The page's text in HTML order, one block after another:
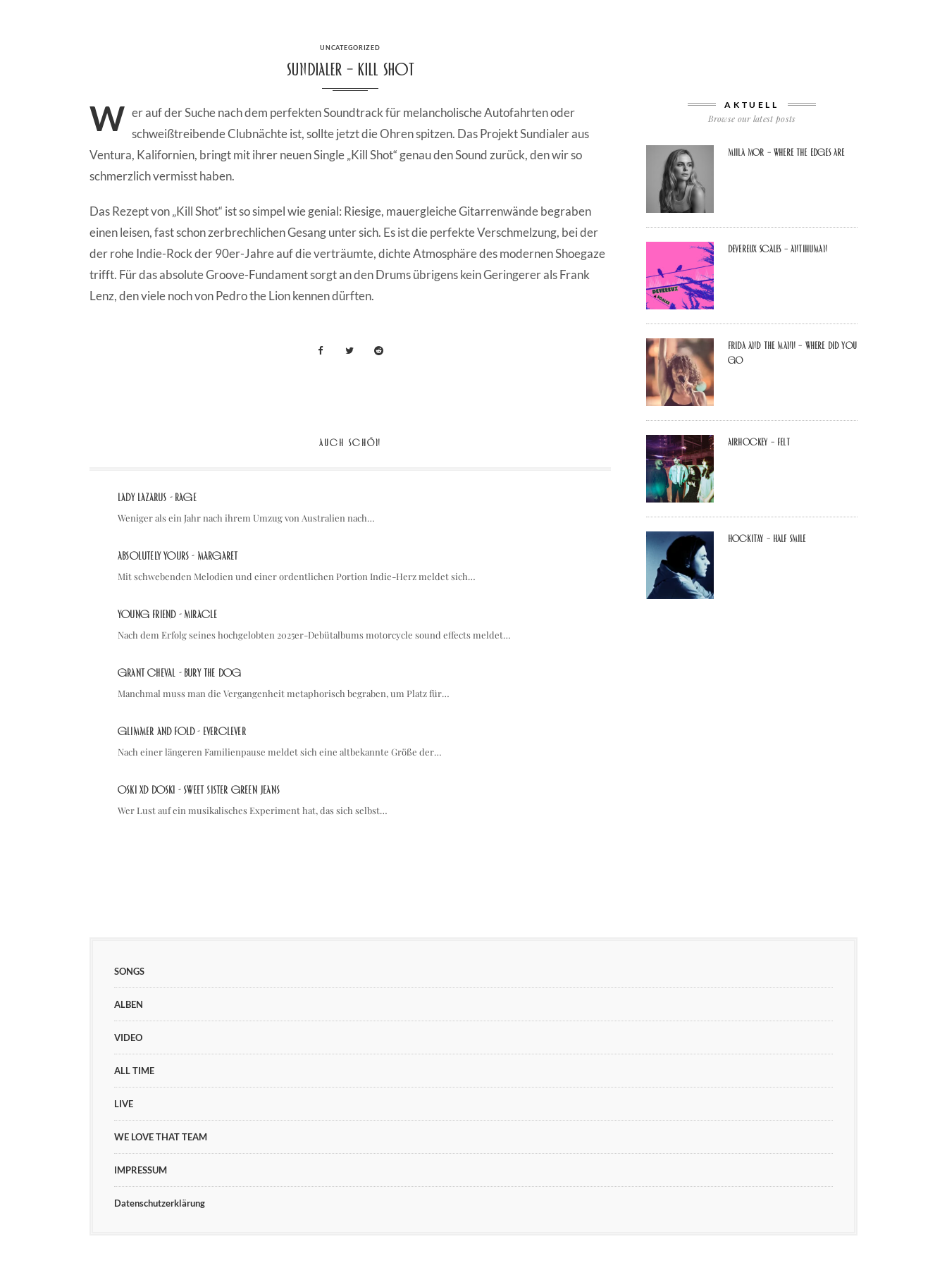
CATEGORIES
UNCATEGORIZED
Sundialer – Kill Shot
W er auf der Suche nach dem perfekten Soundtrack für melancholische Autofahrten oder
schweißtreibende Clubnächte ist, sollte jetzt die Ohren spitzen. Das Projekt Sundialer aus
Ventura, Kalifornien, bringt mit ihrer neuen Single „Kill Shot“ genau den Sound zurück, den wir so
schmerzlich vermisst haben.
Das Rezept von „Kill Shot“ ist so simpel wie genial: Riesige, mauergleiche Gitarrenwände begraben
einen leisen, fast schon zerbrechlichen Gesang unter sich. Es ist die perfekte Verschmelzung, bei der
der rohe Indie-Rock der 90er-Jahre auf die verträumte, dichte Atmosphäre des modernen Shoegaze
trifft. Für das absolute Groove-Fundament sorgt an den Drums übrigens kein Geringerer als Frank
Lenz, den viele noch von Pedro the Lion kennen dürften.
AUCH SCHÖN
Lady Lazarus - RAGE
Weniger als ein Jahr nach ihrem Umzug von Australien nach…
Absolutely Yours - Margaret
Mit schwebenden Melodien und einer ordentlichen Portion Indie-Herz meldet sich…
young friend - Miracle
Nach dem Erfolg seines hochgelobten 2025er-Debütalbums motorcycle sound effects meldet…
Grant Cheval - Bury the Dog
Manchmal muss man die Vergangenheit metaphorisch begraben, um Platz für…
Glimmer and Fold - Everclever
Nach einer längeren Familienpause meldet sich eine altbekannte Größe der…
Oski XD Doski - Sweet Sister Green Jeans
Wer Lust auf ein musikalisches Experiment hat, das sich selbst…
AKTUELL
Browse our latest posts
Miila Mor – Where The Edges Are
Devereux Scales – Antihuman
Frida and The Mann – Where Did You
Go
airhockey – felt
Hockitay – half smile
SONGS
ALBEN
VIDEO
ALL TIME
LIVE
WE LOVE THAT TEAM
IMPRESSUM
Datenschutzerklärung